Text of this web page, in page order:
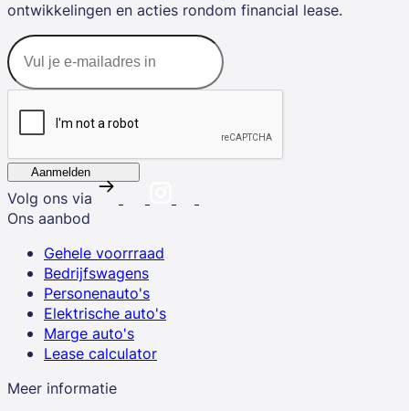
ontwikkelingen en acties rondom financial lease.
Aanmelden
Volg ons via
Ons aanbod
Gehele voorrraad
Bedrijfswagens
Personenauto's
Elektrische auto's
Marge auto's
Lease calculator
Meer informatie